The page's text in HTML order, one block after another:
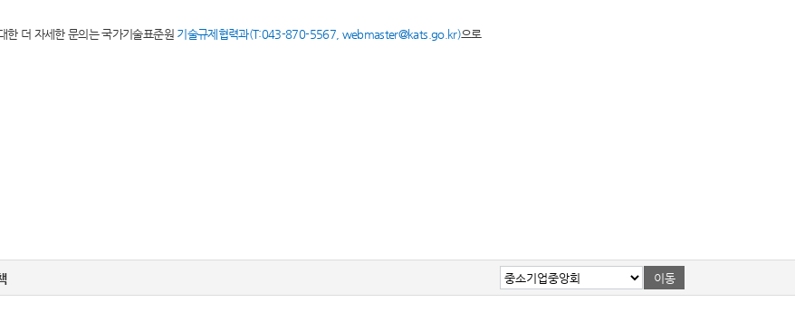
한 더 자세한 문의는 국가기술표준원 기술규제협력과(T:043-870-5567, webmaster@kats.go.kr)으로